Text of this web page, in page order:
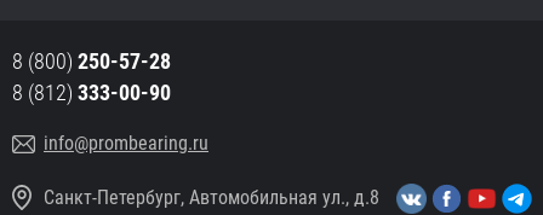
8 (800) 250-57-28
8 (812) 333-00-90
info@prombearing.ru
Санкт-Петербург, Автомобильная ул., д.8